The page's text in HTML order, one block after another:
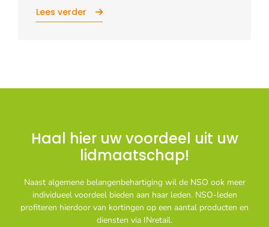
Lees verder
Haal hier uw voordeel uit uw
lidmaatschap!
Naast algemene belangenbehartiging wil de NSO ook meer
individueel voordeel bieden aan haar leden. NSO-leden
profiteren hierdoor van kortingen op een aantal producten en
diensten via INretail.